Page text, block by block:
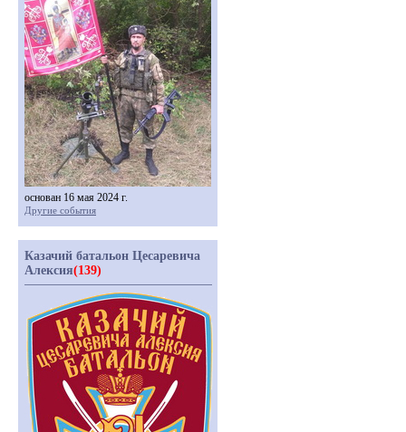
основан 16 мая 2024 г.
Другие события
Казачий батальон Цесаревича
Алексия(139)